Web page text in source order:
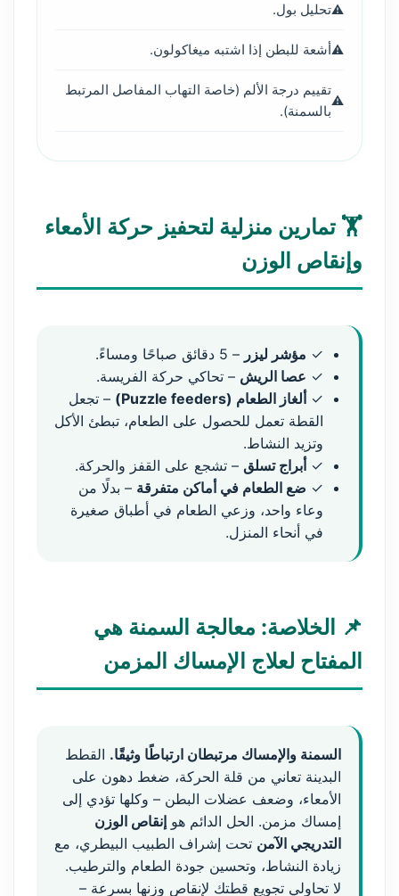
تحليل بول.
أشعة للبطن إذا اشتبه ميغاكولون.
تقييم درجة الألم (خاصة التهاب المفاصل المرتبط
بالسمنة).
🏋️ تمارين منزلية لتحفيز حركة الأمعاء
وإنقاص الوزن
✓ مؤشر ليزر – 5 دقائق صباحًا ومساءً.
✓ عصا الريش – تحاكي حركة الفريسة.
✓ ألغاز الطعام (Puzzle feeders)
– تجعل
القطة تعمل للحصول على الطعام، تبطئ الأكل
وتزيد النشاط.
✓ أبراج تسلق – تشجع على القفز والحركة.
✓ ضع الطعام في أماكن متفرقة – بدلًا من
وعاء واحد، وزعي الطعام في أطباق صغيرة
في أنحاء المنزل.
📌 الخلاصة: معالجة السمنة هي
المفتاح لعلاج الإمساك المزمن
السمنة والإمساك مرتبطان ارتباطًا وثيقًا. القطط
البدينة تعاني من قلة الحركة، ضغط دهون على
الأمعاء، وضعف عضلات البطن – وكلها تؤدي إلى
إمساك مزمن. الحل الدائم هو إنقاص الوزن
التدريجي الآمن تحت إشراف الطبيب البيطري، مع
زيادة النشاط، وتحسين جودة الطعام والترطيب.
لا تحاولي تجويع قطتك لإنقاص وزنها بسرعة –